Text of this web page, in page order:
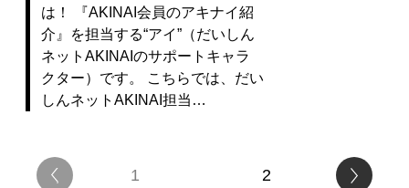
は！ 『AKINAI会員のアキナイ紹
介』を担当する“アイ”（だいしん
ネットAKINAIのサポートキャラ
クター）です。 こちらでは、だい
しんネットAKINAI担当…
1 2